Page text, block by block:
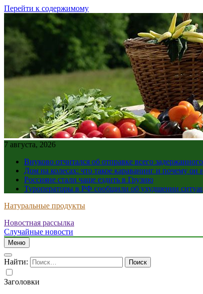
Перейти к содержимому
7 августа, 2026
Внуково отчитался об отправке всего
Дом на колесах: что такое караванинг и почему он
Россияне стали чаще ездить в Грузию
Туроператоры в РФ сообщили об ухудшении
Натуральные продукты
Новостная рассылка
Случайные новости
Меню
Найти:
Заголовки